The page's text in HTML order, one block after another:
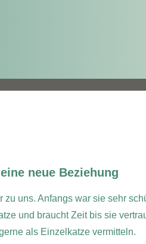
neue Beziehung
zu uns. Anfangs war sie sehr
und braucht Zeit bis sie
als Einzelkatze vermitteln.